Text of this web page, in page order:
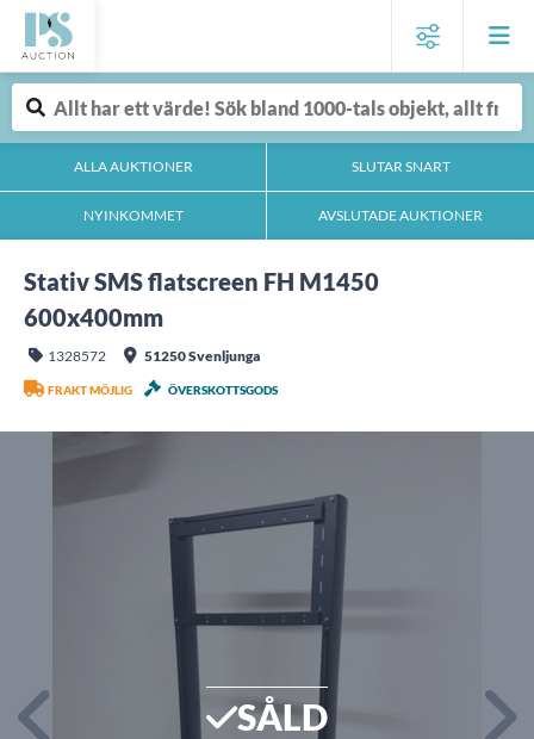
ALLA AUKTIONER SLUTAR SNART
NYINKOMMET AVSLUTADE AUKTIONER
Stativ SMS flatscreen FH M1450
600x400mm
1328572 51250 Svenljunga
FRAKT MÖJLIG ÖVERSKOTTSGODS
SÅLD